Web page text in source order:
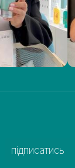
підписатись